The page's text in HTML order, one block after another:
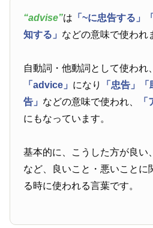
“advise”は 「~に忠告する」
知する」 などの意味で使われ
自動詞・他動詞として使われ
「advice」 になり 「忠告」
告」 などの意味で使われ、
にもなっています。
基本的に、こうした方が良い
など、良いこと・悪いことに
る時に使われる言葉です。